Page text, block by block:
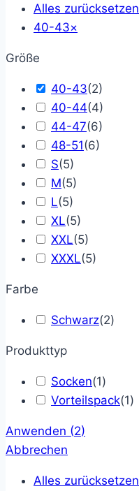
Alles zurücksetzen
40-43×
Größe
40-43(2)
40-44(4)
44-47(6)
48-51(6)
S(5)
M(5)
L(5)
XL(5)
XXL(5)
XXXL(5)
Farbe
Schwarz(2)
Produkttyp
Socken(1)
Vorteilspack(1)
Anwenden (2)
Abbrechen
Alles zurücksetzen